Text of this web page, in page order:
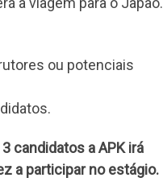
ou potenciais
candidatos a APK irá
a participar no estágio.